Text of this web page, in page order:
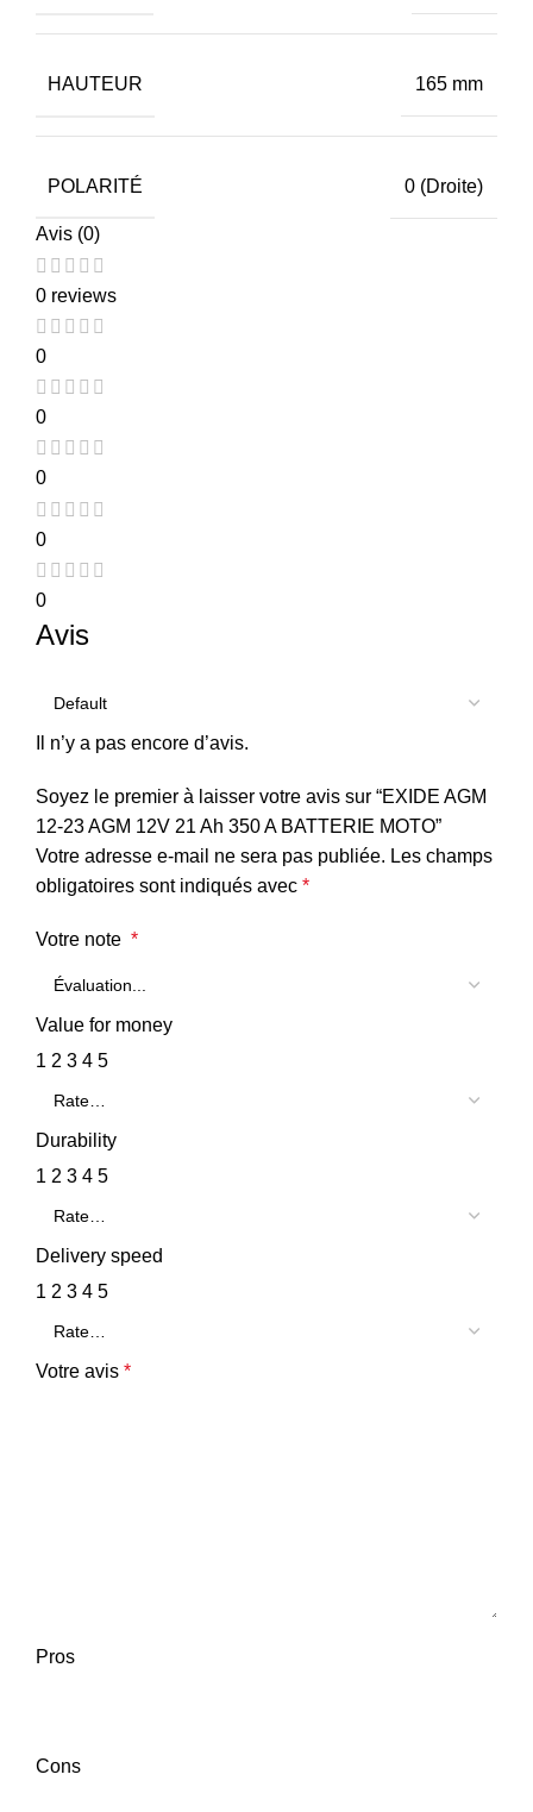
HAUTEUR 165 mm
POLARITÉ 0 (Droite)
Avis (0)
0 reviews
0
0
0
0
0
Avis
Il n’y a pas encore d’avis.
Soyez le premier à laisser votre avis sur “EXIDE AGM
12-23 AGM 12V 21 Ah 350 A BATTERIE MOTO”
Votre adresse e-mail ne sera pas publiée. Les champs
obligatoires sont indiqués avec *
Votre note *
Value for money
1 2 3 4 5
Durability
1 2 3 4 5
Delivery speed
1 2 3 4 5
Votre avis *
Pros
Cons